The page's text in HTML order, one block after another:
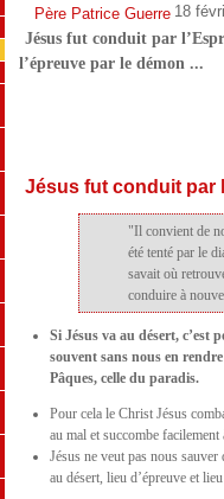
Père Patrice Guerre 18
Jésus fut conduit par
l’épreuve par le démon ...
Jésus fut conduit par
"Il convient de
été tenté par le
savait où
conduire à
Si Jésus va au désert, c’est
souvent sans nous en
Pâques, celle du paradis.
Pour cela le Christ Jésus
au mal et succombe facilement
Jésus ne veut pas nous
au désert, lieu d’épreuve et